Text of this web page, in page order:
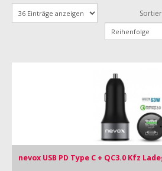
nevox USB PD Type C + QC3.0 Kfz